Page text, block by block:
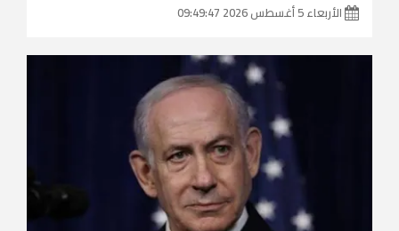
الأربعاء 5 أغسطس 2026 09:49:47